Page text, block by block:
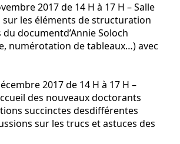
2017 de 14 H à 17 H – Salle
sur les éléments de structuration
documentd’Annie Soloch
numérotation de tableaux…) avec
2017 de 14 H à 17 H –
des nouveaux doctorants
succinctes desdifférentes
sur les trucs et astuces des